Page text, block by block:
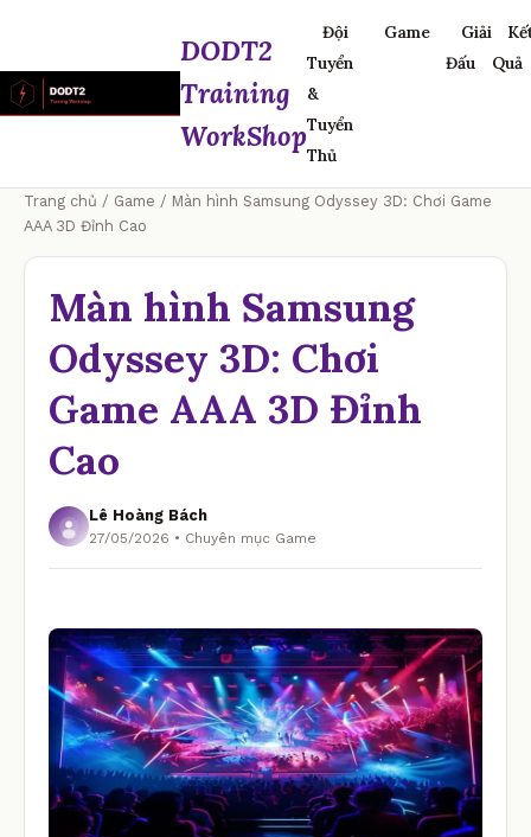
DODT2
Training
WorkShop
Đội
Tuyển
&
Tuyển
Thủ
Game
Giải
Đấu
Quả
Trang chủ / Game / Màn hình Samsung Odyssey 3D: Chơi Game
AAA 3D Đỉnh Cao
Màn hình Samsung
Odyssey 3D: Chơi
Game AAA 3D Đỉnh
Cao
Lê Hoàng Bách
27/05/2026 • Chuyên mục Game